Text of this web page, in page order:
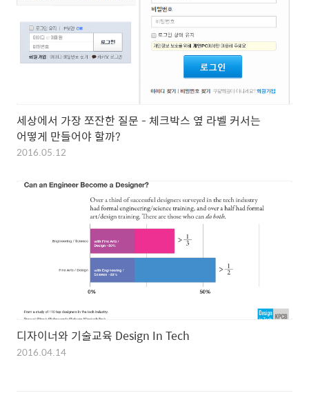
세상에서 가장 쪼잔한 질문 - 체크박스 옆 라벨 커서는
어떻게 만들어야 할까?
2016.05.12
디자이너와 기술교육 Design In Tech
2016.04.14